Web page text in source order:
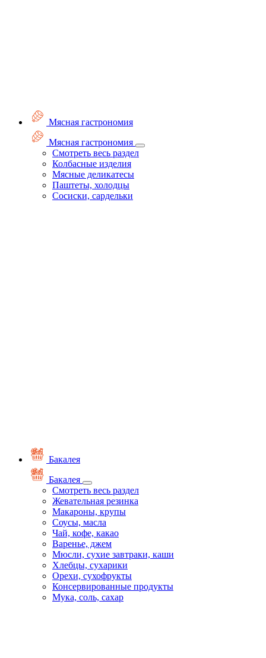
Мясная гастрономия
Мясная гастрономия
Смотреть весь раздел
Колбасные изделия
Мясные деликатесы
Паштеты, холодцы
Сосиски, сардельки
Бакалея
Бакалея
Смотреть весь раздел
Жевательная резинка
Макароны, крупы
Соусы, масла
Чай, кофе, какао
Варенье, джем
Мюсли, сухие завтраки, каши
Хлебцы, сухарики
Орехи, сухофрукты
Консервированные продукты
Мука, соль, сахар